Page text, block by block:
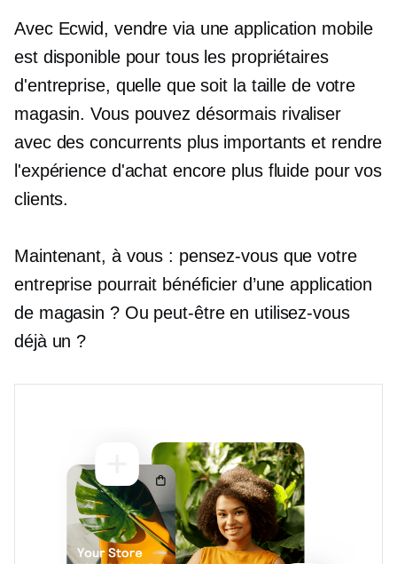
Avec Ecwid, vendre via une application mobile
est disponible pour tous les propriétaires
d'entreprise, quelle que soit la taille de votre
magasin. Vous pouvez désormais rivaliser
avec des concurrents plus importants et rendre
l'expérience d'achat encore plus fluide pour vos
clients.
Maintenant, à vous : pensez-vous que votre
entreprise pourrait bénéficier d’une application
de magasin ? Ou peut-être en utilisez-vous
déjà un ?